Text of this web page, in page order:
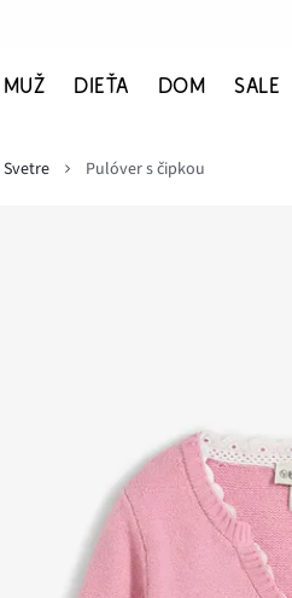
MUŽ DIEŤA DOM SALE
Svetre Pulóver s čipkou